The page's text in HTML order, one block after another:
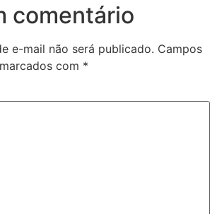
comentário
e-mail não será publicado. Campos
com *